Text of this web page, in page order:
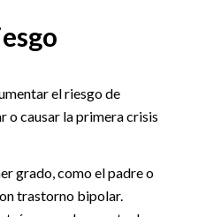
el riesgo de
causar la primera crisis
grado, como el padre o
trastorno bipolar.